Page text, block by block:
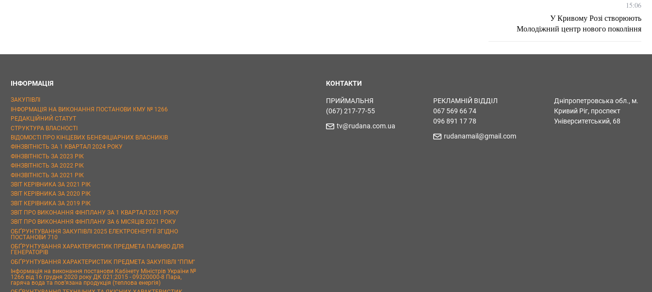
15:06
У Кривому Розі створюють
Молодіжний центр нового покоління
ІНФОРМАЦІЯ
ЗАКУПІВЛІ
ІНФОРМАЦІЯ НА ВИКОНАННЯ ПОСТАНОВИ КМУ № 1266
РЕДАКЦІЙНИЙ СТАТУТ
СТРУКТУРА ВЛАСНОСТІ
ВІДОМОСТІ ПРО КІНЦЕВИХ БЕНЕФІЦІАРНИХ ВЛАСНИКІВ
ФІНЗВІТНІСТЬ ЗА 1 КВАРТАЛ 2024 РОКУ
ФІНЗВІТНІСТЬ ЗА 2023 РІК
ФІНЗВІТНІСТЬ ЗА 2022 РІК
ФІНЗВІТНІСТЬ ЗА 2021 РІК
ЗВІТ КЕРІВНИКА ЗА 2021 РІК
ЗВІТ КЕРІВНИКА ЗА 2020 РІК
ЗВІТ КЕРІВНИКА ЗА 2019 РІК
ЗВІТ ПРО ВИКОНАННЯ ФІНПЛАНУ ЗА 1 КВАРТАЛ 2021 РОКУ
ЗВІТ ПРО ВИКОНАННЯ ФІНПЛАНУ ЗА 6 МІСЯЦІВ 2021 РОКУ
ОБҐРУНТУВАННЯ ЗАКУПІВЛІ 2025 ЕЛЕКТРОЕНЕРГІЇ ЗГІДНО
ПОСТАНОВИ 710
ОБҐРУНТУВАННЯ ХАРАКТЕРИСТИК ПРЕДМЕТА ПАЛИВО ДЛЯ
ГЕНЕРАТОРІВ
ОБҐРУНТУВАННЯ ХАРАКТЕРИСТИК ПРЕДМЕТА ЗАКУПІВЛІ "ППМ"
Інформація на виконання постанови Кабінету Міністрів України №
1266 від 16 грудня 2020 року ДК 021:2015 - 09320000-8 Пара,
гаряча вода та пов’язана продукція (теплова енергія)
КОНТАКТИ
ПРИЙМАЛЬНЯ
(067) 217-77-55
tv@rudana.com.ua
РЕКЛАМНІЙ ВІДДІЛ
067 569 66 74
096 891 17 78
rudanamail@gmail.com
Дніпропетровська обл., м.
Кривий Ріг, проспект
Університетський, 68